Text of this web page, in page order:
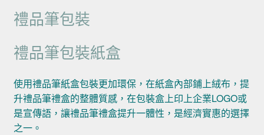
禮品筆包裝
禮品筆包裝紙盒
使用禮品筆紙盒包裝更加環保，在紙盒內部鋪上絨布，提
升禮品筆禮盒的整體質感，在包裝盒上印上企業LOGO或
是宣傳語，讓禮品筆禮盒提升一體性，是經濟實惠的選擇
之一。